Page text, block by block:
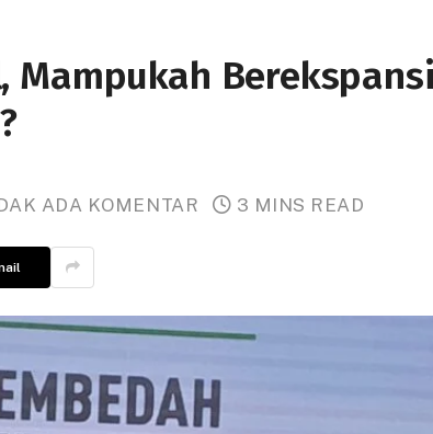
ADA KOMENTAR 3 MINS READ